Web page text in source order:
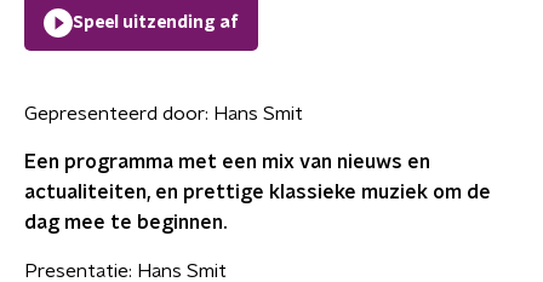
Speel uitzending af
Gepresenteerd door: Hans Smit
Een programma met een mix van nieuws en
actualiteiten, en prettige klassieke muziek om de
dag mee te beginnen.
Presentatie: Hans Smit